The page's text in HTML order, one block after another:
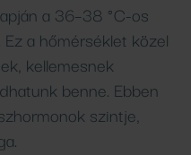
a 36–38 °C-os
a hőmérséklet közel
kellemesnek
benne. Ebben
szintje,